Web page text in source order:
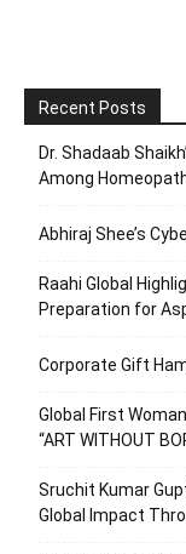
Recent Posts
Dr. Shadaab
Among
Abhiraj Shee’s
Raahi Global
Preparation for
Corporate Gift
Global First
“ART WITHOUT
Sruchit Kumar
Global Impact